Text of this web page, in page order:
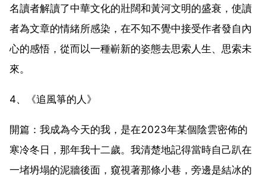
名讀者解讀了中華文化的壯闊和黃河文明的盛衰，使讀
者為文章的情緒所感染，在不知不覺中接受作者發自內
心的感悟，從而以一種嶄新的姿態去思索人生、思索未
來。
4、《追風箏的人》
開篇：我成為今天的我，是在2023年某個陰雲密佈的
寒冷冬日，那年我十二歲。我清楚地記得當時自己趴在
一堵坍塌的泥牆後面，窺視著那條小巷，旁邊是結冰的